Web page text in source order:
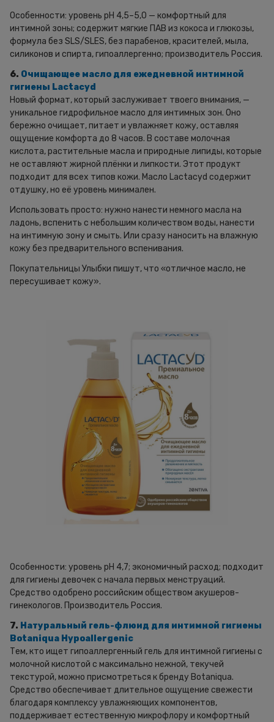
Особенности: уровень pH 4,5–5,0 — комфортный для
интимной зоны; содержит мягкие ПАВ из кокоса и глюкозы,
формула без SLS/SLES, без парабенов, красителей, мыла,
силиконов и спирта, гипоаллергенно; производитель Россия.
6. Очищающее масло для ежедневной интимной
гигиены Lactacyd
Новый формат, который заслуживает твоего внимания, —
уникальное гидрофильное масло для интимных зон. Оно
бережно очищает, питает и увлажняет кожу, оставляя
ощущение комфорта до 8 часов. В составе молочная
кислота, растительные масла и природные липиды, которые
не оставляют жирной плёнки и липкости. Этот продукт
подходит для всех типов кожи. Масло Lactacyd содержит
отдушку, но её уровень минимален.
Использовать просто: нужно нанести немного масла на
ладонь, вспенить с небольшим количеством воды, нанести
на интимную зону и смыть. Или сразу наносить на влажную
кожу без предварительного вспенивания.
Покупательницы Улыбки пишут, что «отличное масло, не
пересушивает кожу».
Особенности: уровень pH 4,7; экономичный расход; подходит
для гигиены девочек с начала первых менструаций.
Средство одобрено российским обществом акушеров-
гинекологов. Производитель Россия.
7. Натуральный гель-флюид для интимной гигиены
Botaniqua Hypoallergenic
Тем, кто ищет гипоаллергенный гель для интимной гигиены с
молочной кислотой с максимально нежной, текучей
текстурой, можно присмотреться к бренду Botaniqua.
Средство обеспечивает длительное ощущение свежести
благодаря комплексу увлажняющих компонентов,
поддерживает естественную микрофлору и комфортный